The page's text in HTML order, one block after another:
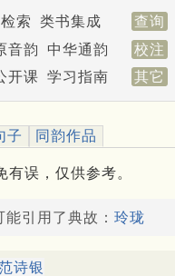
索 类书集成 查询
音韵 中华通韵 校注
开课 学习指南 其它
子 同韵作品
误，仅供参考。
引用了典故： 玲珑
诗银